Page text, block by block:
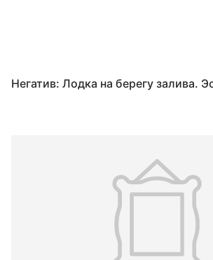
Негатив: Лодка на берегу залива.